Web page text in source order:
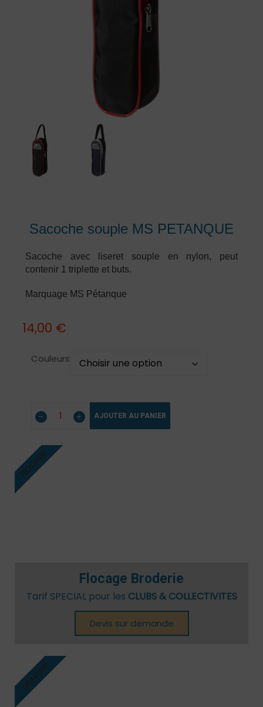
Sacoche souple MS PETANQUE
Sacoche avec liseret souple en nylon, peut
contenir 1 triplette et buts.
Marquage MS Pétanque
14,00 €
Couleurs
AJOUTER AU PANIER
Flocage Broderie
Tarif SPECIAL pour les CLUBS & COLLECTIVITES
Devis sur demande
FLOCAGE
GRAVURE